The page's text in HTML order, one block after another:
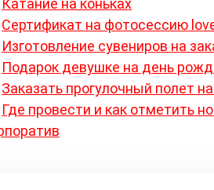
Катание на коньках
Сертификат на фотосессию
Изготовление сувениров на
Подарок девушке на день
Заказать прогулочный полет
Где провести и как отметить